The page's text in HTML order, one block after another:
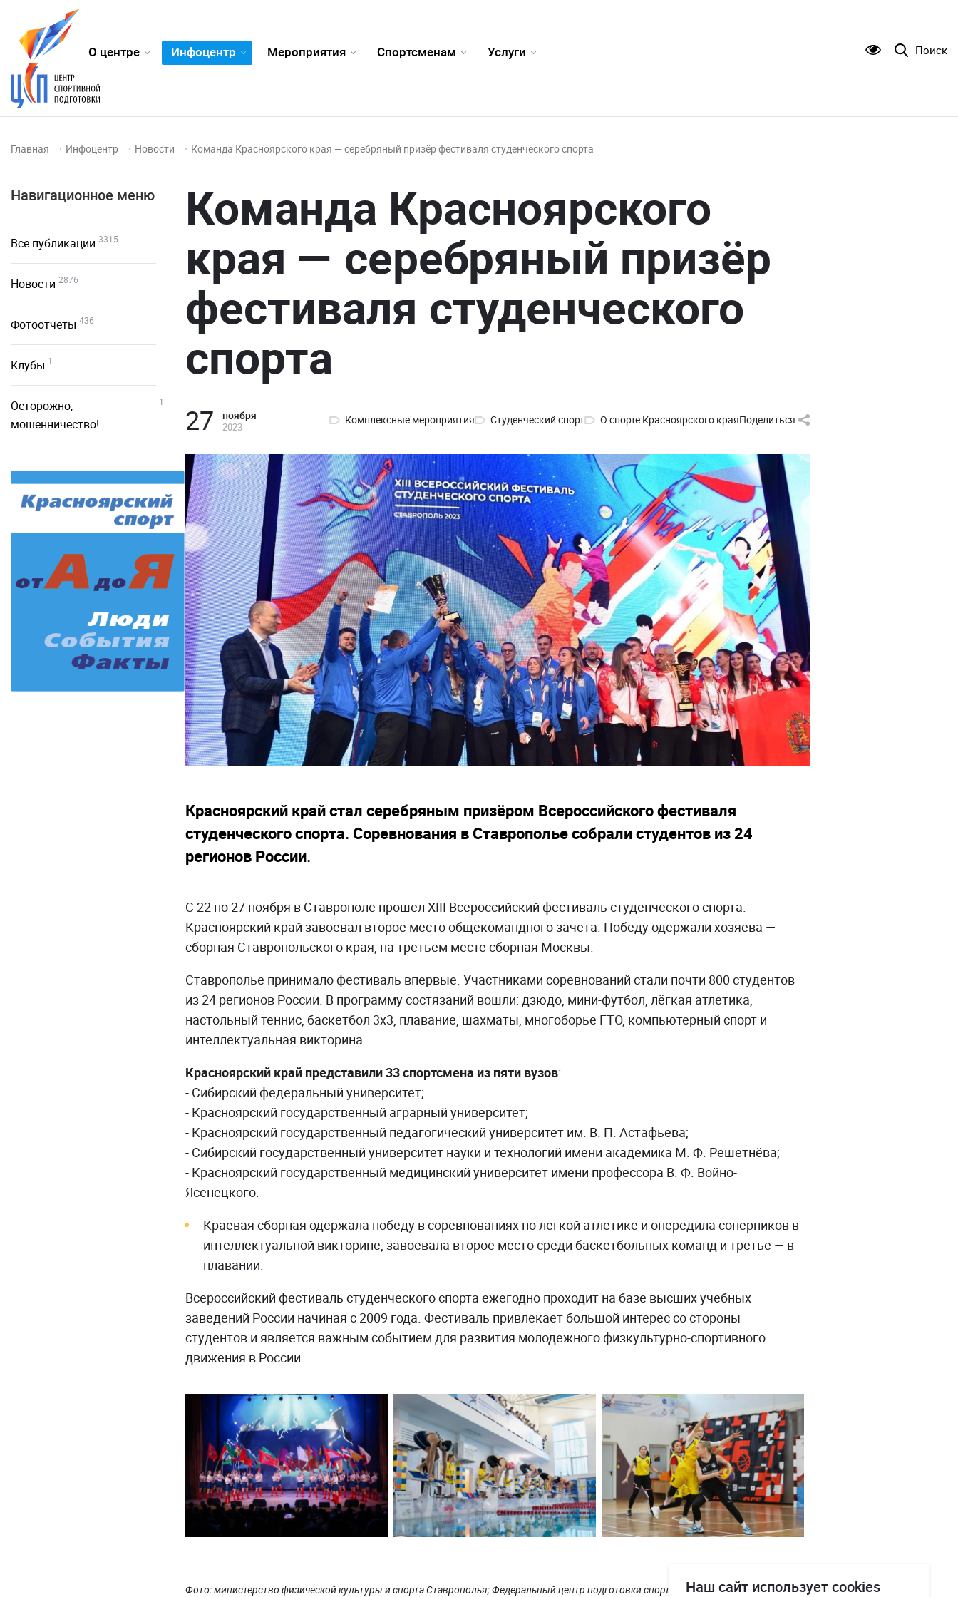
О центре Инфоцентр Мероприятия Спортсменам Услуги Поиск
Главная Инфоцентр Новости Команда Красноярского края — серебряный призёр фестиваля студенческого спорта
Навигационное меню
Все публикации 3315
Новости 2876
Фотоотчеты 436
Клубы 1
Осторожно,
мошенничество!
1
Команда Красноярского
края — серебряный призёр
фестиваля студенческого
спорта
27 ноября
2023
Комплексные мероприятия Студенческий спорт О спорте Красноярского краяПоделиться
Красноярский край стал серебряным призёром Всероссийского фестиваля
студенческого спорта. Соревнования в Ставрополье собрали студентов из 24
регионов России.
С 22 по 27 ноября в Ставрополе прошел XIII Всероссийский фестиваль студенческого спорта.
Красноярский край завоевал второе место общекомандного зачёта. Победу одержали хозяева —
сборная Ставропольского края, на третьем месте сборная Москвы.
Ставрополье принимало фестиваль впервые. Участниками соревнований стали почти 800 студентов
из 24 регионов России. В программу состязаний вошли: дзюдо, мини-футбол, лёгкая атлетика,
настольный теннис, баскетбол 3х3, плавание, шахматы, многоборье ГТО, компьютерный спорт и
интеллектуальная викторина.
Красноярский край представили 33 спортсмена из пяти вузов:
- Сибирский федеральный университет;
- Красноярский государственный аграрный университет;
- Красноярский государственный педагогический университет им. В. П. Астафьева;
- Сибирский государственный университет науки и технологий имени академика М. Ф. Решетнёва;
- Красноярский государственный медицинский университет имени профессора В. Ф. Войно-
Ясенецкого.
Краевая сборная одержала победу в соревнованиях по лёгкой атлетике и опередила соперников в
интеллектуальной викторине, завоевала второе место среди баскетбольных команд и третье — в
плавании.
Всероссийский фестиваль студенческого спорта ежегодно проходит на базе высших учебных
заведений России начиная с 2009 года. Фестиваль привлекает большой интерес со стороны
студентов и является важным событием для развития молодежного физкультурно-спортивного
движения в России.
Фото: министерство физической культуры и спорта Ставрополья; Федеральный центр подготовки спортивного резерваНаш сайт использует cookies